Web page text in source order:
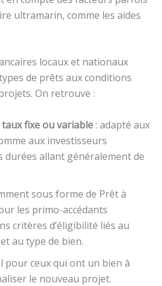
ultramarin, comme les aides
locaux et nationaux
de prêts aux conditions
On retrouve :
fixe ou variable : adapté aux
aux investisseurs
durées allant généralement de
sous forme de Prêt à
les primo-accédants
critères d’éligibilité liés au
au type de bien.
pour ceux qui ont un bien à
le nouveau projet.